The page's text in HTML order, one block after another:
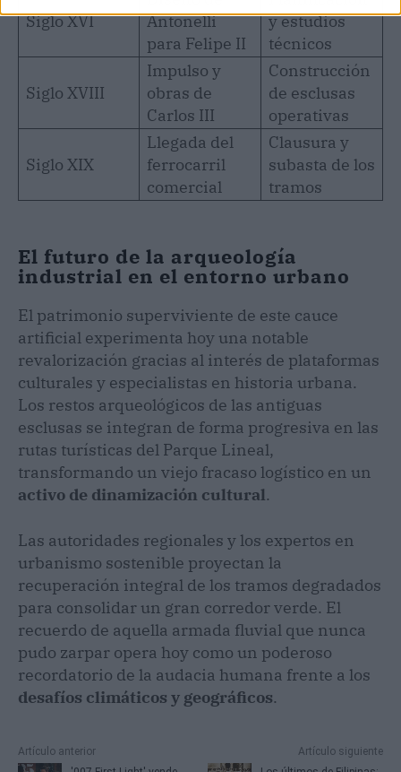
Siglo XVI
Antonelli
para Felipe II
y estudios
técnicos
Siglo XVIII
Impulso y
obras de
Carlos III
Construcción
de esclusas
operativas
Siglo XIX
Llegada del
ferrocarril
comercial
Clausura y
subasta de los
tramos
El futuro de la arqueología
industrial en el entorno urbano
El patrimonio superviviente de este cauce
artificial experimenta hoy una notable
revalorización gracias al interés de plataformas
culturales y especialistas en historia urbana.
Los restos arqueológicos de las antiguas
esclusas se integran de forma progresiva en las
rutas turísticas del Parque Lineal,
transformando un viejo fracaso logístico en un
activo de dinamización cultural.
Las autoridades regionales y los expertos en
urbanismo sostenible proyectan la
recuperación integral de los tramos degradados
para consolidar un gran corredor verde. El
recuerdo de aquella armada fluvial que nunca
pudo zarpar opera hoy como un poderoso
recordatorio de la audacia humana frente a los
desafíos climáticos y geográficos.
Artículo anterior
Artículo siguiente